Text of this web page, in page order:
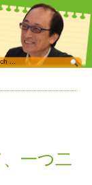
一つ二